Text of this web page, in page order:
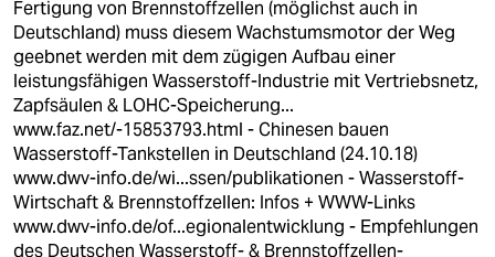
Fertigung von Brennstoffzellen (möglichst auch in
Deutschland) muss diesem Wachstumsmotor der Weg
geebnet werden mit dem zügigen Aufbau einer
leistungsfähigen Wasserstoff-Industrie mit Vertriebsnetz,
Zapfsäulen & LOHC-Speicherung...
www.faz.net/-15853793.html - Chinesen bauen
Wasserstoff-Tankstellen in Deutschland (24.10.18)
www.dwv-info.de/wi...ssen/publikationen - Wasserstoff-
Wirtschaft & Brennstoffzellen: Infos + WWW-Links
www.dwv-info.de/of...egionalentwicklung - Empfehlungen
des Deutschen Wasserstoff- & Brennstoffzellen-